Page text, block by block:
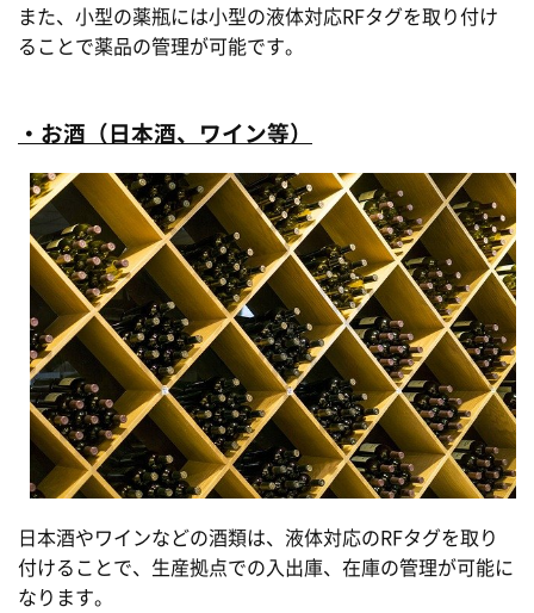
また、小型の薬瓶には小型の液体対応RFタグを取り付け
ることで薬品の管理が可能です。
・お酒（日本酒、ワイン等）
日本酒やワインなどの酒類は、液体対応のRFタグを取り
付けることで、生産拠点での入出庫、在庫の管理が可能に
なります。